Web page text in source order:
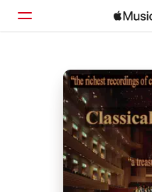
Início
Explorar
Buscar